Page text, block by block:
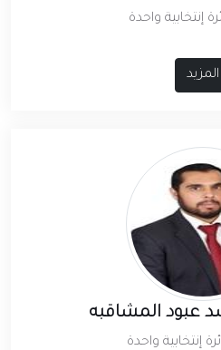
إنتخابية واحدة
المزيد
عبود المشاقبه
إنتخابية واحدة